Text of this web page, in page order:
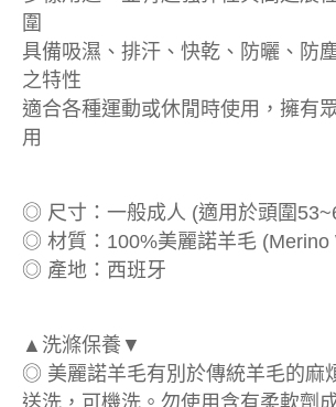
圍
具備吸濕、排汗、快乾、防曬、防
之特性
適合各種運動或休閒時使用，擁有
用
◎ 尺寸：一般成人 (適用於頭圍
◎ 材質：100%美麗諾羊毛 (Merino
◎ 產地：西班牙
▲洗滌保養▼
◎ 美麗諾羊毛有別於傳統羊毛的麻
送洗，可機洗。勿使用含有柔軟劑